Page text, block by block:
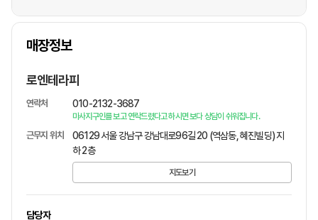
매장정보
상호명
로엔테라피
연락처 010-2132-3687
마사지구인를 보고 연락드렸다고 하시면 보다 상담이 쉬워집니다.
근무지 위치
06129 서울 강남구 강남대로96길 20 (역삼동, 혜진빌딩) 지
하 2층
지도보기
담당자